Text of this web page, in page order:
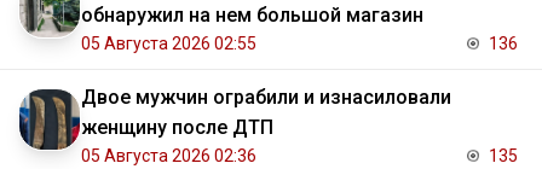
обнаружил на нем большой магазин
05 Августа 2026 02:55 136
Двое мужчин ограбили и изнасиловали
женщину после ДТП
05 Августа 2026 02:36 135